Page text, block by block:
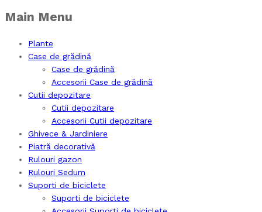
Main Menu
Plante
Case de grădină
Case de grădină
Accesorii Case de grădină
Cutii depozitare
Cutii depozitare
Accesorii Cutii depozitare
Ghivece & Jardiniere
Piatră decorativă
Rulouri gazon
Rulouri Sedum
Suporti de biciclete
Suporti de biciclete